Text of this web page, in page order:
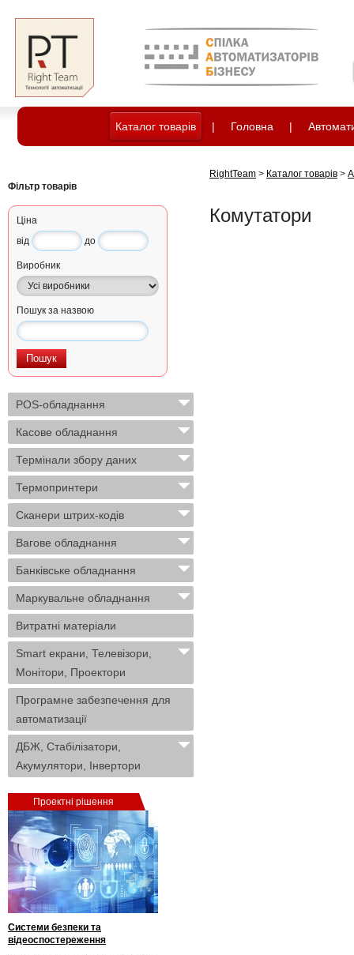
Каталог товарів | Головна |
Фільтр товарів
Ціна
від
до
Виробник
Пошук за назвою
POS-обладнання
Касове обладнання
Термінали збору даних
Термопринтери
Сканери штрих-кодів
Вагове обладнання
Банківське обладнання
Маркувальне обладнання
Витратні матеріали
Smart екрани, Телевізори,
Монітори, Проектори
Програмне забезпечення для
автоматизації
ДБЖ, Стабілізатори,
Акумулятори, Інвертори
Проектні рішення
Системи безпеки та
відеоспостереження
RightTeam > Каталог товарів >
Комутатори